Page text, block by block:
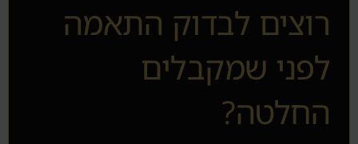
רוצים לבדוק התאמה
לפני שמקבלים
החלטה?